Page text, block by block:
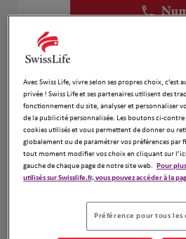
10.25
km
Evelyne Robic
63 AVENUE DE LA
91220 Bretigny Sur Orge
Fermé aujourd'hui
Avec Swiss Life, vivre selon ses propres choix, c’est
privée ! Swiss Life et ses partenaires utilisent des
fonctionnement du site, analyser et personnaliser
de la publicité personnalisée. Les boutons ci-
cookies utilisés et vous permettent de donner ou
globalement ou de paramétrer vos préférences par
tout moment modifier vos choix en cliquant sur
gauche de chaque page de notre site web. Pour
utilisés sur Swisslife.fr, vous pouvez accéder à la
Préférence pour tous les